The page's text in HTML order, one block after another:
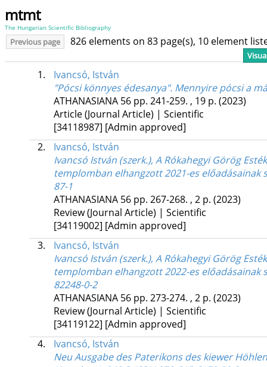
mtmt
The Hungarian Scientific Bibliography
Previous page 826 elements on 83 page(s), 10 element
1.
Ivancsó, István
"Pócsi könnyes édesanya". Mennyire pócsi a
ATHANASIANA 56 pp. 241-259. , 19 p. (2023)
Article (Journal Article) | Scientific
[34118987] [Admin approved]
2.
Ivancsó, István
Ivancsó István (szerk.), A Rókahegyi Görög
templomban elhangzott 2021-es előadásainak
87-1
ATHANASIANA 56 pp. 267-268. , 2 p. (2023)
Review (Journal Article) | Scientific
[34119002] [Admin approved]
3.
Ivancsó, István
Ivancsó István (szerk.), A Rókahegyi Görög
templomban elhangzott 2022-es előadásainak
82248-0-2
ATHANASIANA 56 pp. 273-274. , 2 p. (2023)
Review (Journal Article) | Scientific
[34119122] [Admin approved]
4.
Ivancsó, István
Neu Ausgabe des Paterikons des kiewer